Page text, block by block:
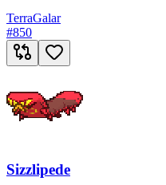
TerraGalar
#850
Sizzlipede